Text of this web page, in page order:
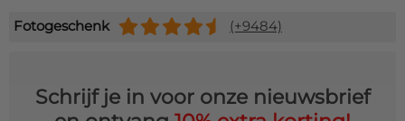
Fotogeschenk (+9484)
Schrijf je in voor onze nieuwsbrief